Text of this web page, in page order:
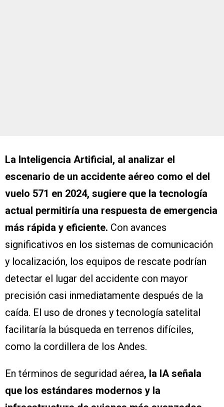
La Inteligencia Artificial, al analizar el
escenario de un accidente aéreo como el del
vuelo 571 en 2024, sugiere que la tecnología
actual permitiría una respuesta de emergencia
más rápida y eficiente. Con avances
significativos en los sistemas de comunicación
y localización, los equipos de rescate podrían
detectar el lugar del accidente con mayor
precisión casi inmediatamente después de la
caída. El uso de drones y tecnología satelital
facilitaría la búsqueda en terrenos difíciles,
como la cordillera de los Andes.
En términos de seguridad aérea, la IA señala
que los estándares modernos y la